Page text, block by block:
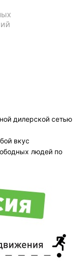
дилерской сетью
вкус
людей по